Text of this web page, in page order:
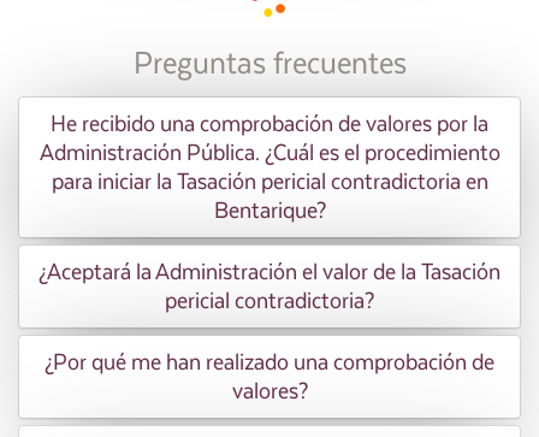
Preguntas frecuentes
He recibido una comprobación de valores por la
Administración Pública. ¿Cuál es el procedimiento
para iniciar la Tasación pericial contradictoria en
Bentarique?
¿Aceptará la Administración el valor de la Tasación
pericial contradictoria?
¿Por qué me han realizado una comprobación de
valores?